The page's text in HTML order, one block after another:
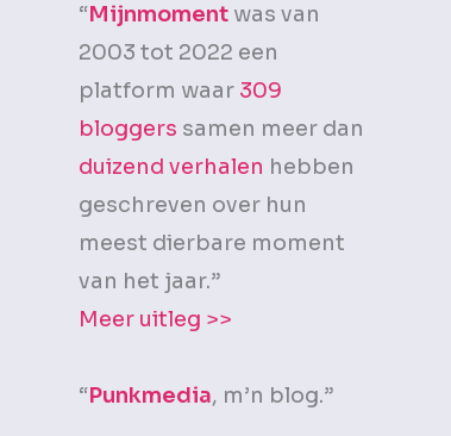
“Mijnmoment was van
2003 tot 2022 een
platform waar 309
bloggers samen meer dan
duizend verhalen hebben
geschreven over hun
meest dierbare moment
van het jaar.”
Meer uitleg >>
“Punkmedia, m’n blog.”